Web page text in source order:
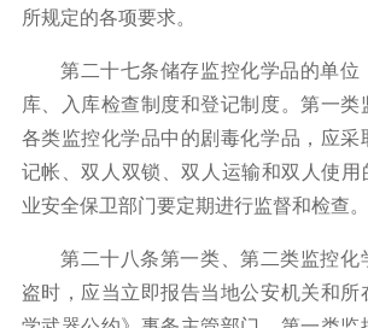
所规定的各项要求。
第二十七条储存监控化学品的单位
库、入库检查制度和登记制度。第一类
各类监控化学品中的剧毒化学品，应采
记帐、双人双锁、双人运输和双人使用
业安全保卫部门要定期进行监督和检查。
第二十八条第一类、第二类监控化
盗时，应当立即报告当地公安机关和所